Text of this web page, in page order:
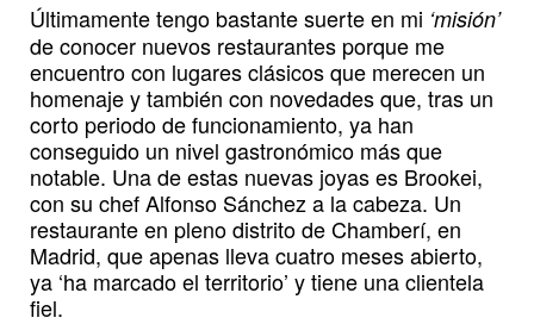
Últimamente tengo bastante suerte en mi ‘misión’
de conocer nuevos restaurantes porque me
encuentro con lugares clásicos que merecen un
homenaje y también con novedades que, tras un
corto periodo de funcionamiento, ya han
conseguido un nivel gastronómico más que
notable. Una de estas nuevas joyas es Brookei,
con su chef Alfonso Sánchez a la cabeza. Un
restaurante en pleno distrito de Chamberí, en
Madrid, que apenas lleva cuatro meses abierto,
ya ‘ha marcado el territorio’ y tiene una clientela
fiel.